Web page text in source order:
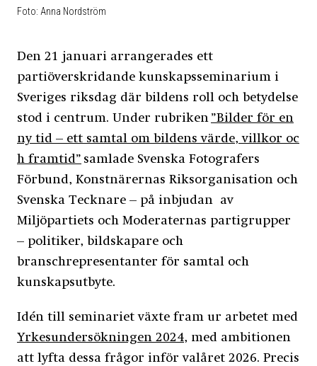
Foto: Anna Nordström
Den 21 januari arrangerades ett
partiöverskridande kunskapsseminarium i
Sveriges riksdag där bildens roll och betydelse
stod i centrum. Under rubriken ”Bilder för en
ny tid – ett samtal om bildens värde, villkor oc
h framtid” samlade Svenska Fotografers
Förbund, Konstnärernas Riksorganisation och
Svenska Tecknare – på inbjudan av
Miljöpartiets och Moderaternas partigrupper
– politiker, bildskapare och
branschrepresentanter för samtal och
kunskapsutbyte.
Idén till seminariet växte fram ur arbetet med
Yrkesundersökningen 2024, med ambitionen
att lyfta dessa frågor inför valåret 2026. Precis